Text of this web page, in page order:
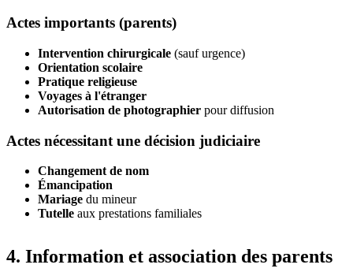
Actes importants (parents)
Intervention chirurgicale (sauf urgence)
Orientation scolaire
Pratique religieuse
Voyages à l'étranger
Autorisation de photographier pour diffusion
Actes nécessitant une décision judiciaire
Changement de nom
Émancipation
Mariage du mineur
Tutelle aux prestations familiales
4. Information et association des parents